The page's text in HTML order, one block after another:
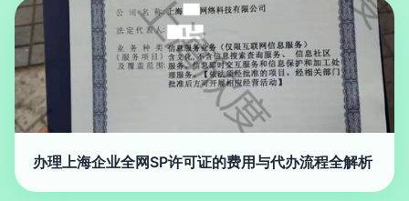
办理上海企业全网SP许可证的费用与代办流程全解析